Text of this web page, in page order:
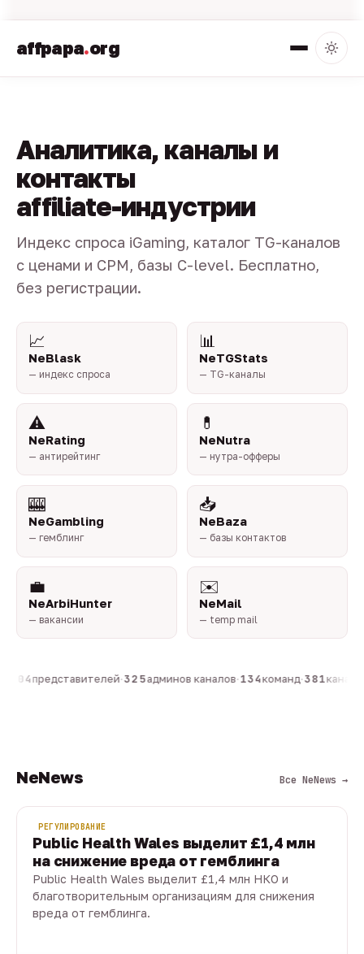
affpapa.org
Аналитика, каналы и
контакты
affiliate-индустрии
Индекс спроса iGaming, каталог TG-каналов
с ценами и CPM, базы C-level. Бесплатно,
без регистрации.
📈
NeBlask
— индекс спроса
📊
NeTGStats
— TG-каналы
⚠️
NeRating
— антирейтинг
💊
NeNutra
— нутра-офферы
🎰
NeGambling
— гемблинг
📥
NeBaza
— базы контактов
💼
NeArbiHunter
— вакансии
✉️
NeMail
— temp mail
804представителей·325админов каналов·134команд·381каналов
NeNews Все NeNews →
РЕГУЛИРОВАНИЕ
Public Health Wales выделит £1,4 млн
на снижение вреда от гемблинга
Public Health Wales выделит £1,4 млн НКО и
благотворительным организациям для снижения
вреда от гемблинга.